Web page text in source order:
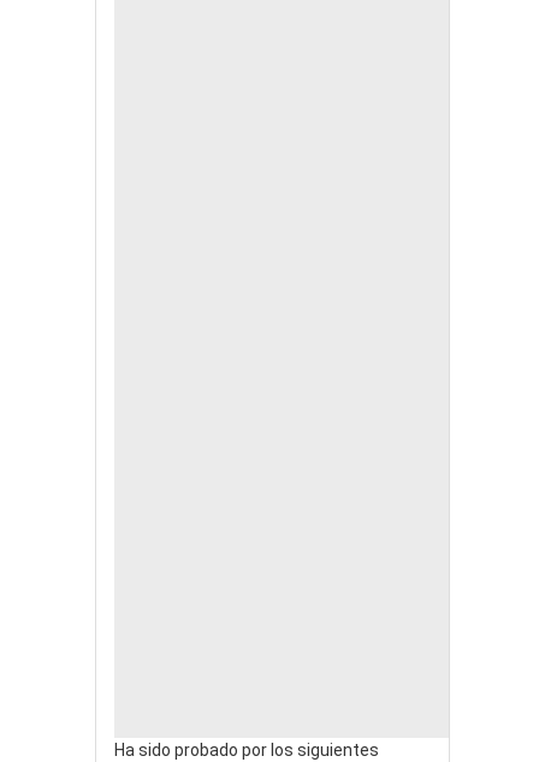
Ha sido probado por los siguientes